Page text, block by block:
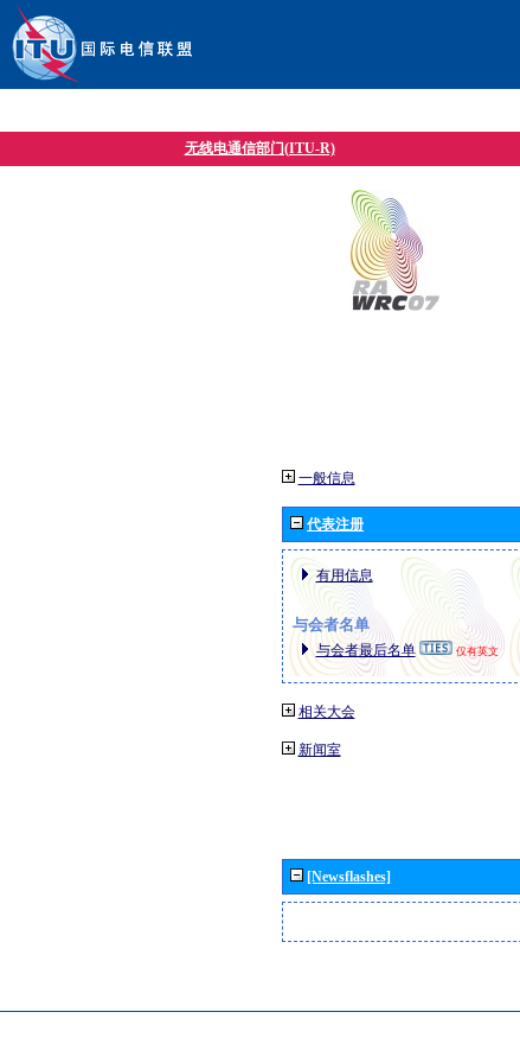
无线电通信部门(ITU-R)
一般信息
代表注册
有用信息
与会者名单
与会者最后名单 仅有英文
相关大会
新闻室
[Newsflashes]